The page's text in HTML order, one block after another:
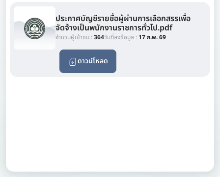
ประกาศบัญชีรายชื่อผู้ผ่านการเลือกสรรเพื่อ
จัดจ้างเป็นพนักงานราชการทั่วไป.pdf
จำนวนผู้เข้าชม :364วันที่ลงข้อมูล : 17 ก.พ. 69
ดาวน์โหลด